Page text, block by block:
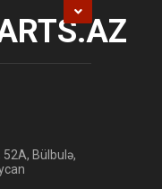
Bülbulə,